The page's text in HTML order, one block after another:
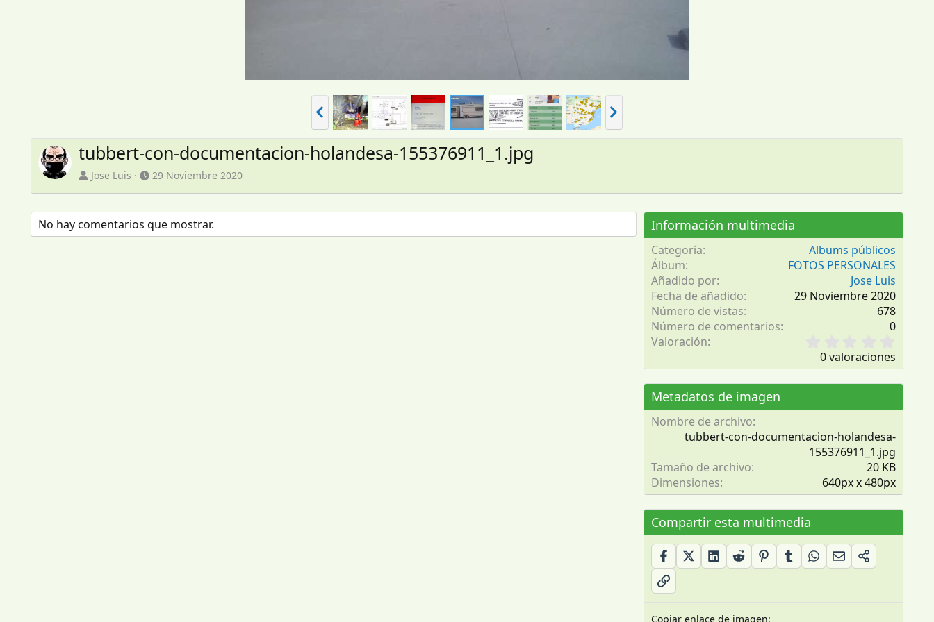
A
n
t
.
i
g
tubbert-con-documentacion-holandesa-155376911_1.jpg
Jose Luis 29 Noviembre 2020
No hay comentarios que mostrar. Información multimedia
Categoría
Albums públicos
Álbum
FOTOS PERSONALES
Añadido por
Jose Luis
Fecha de añadido
29 Noviembre 2020
Número de vistas
678
Número de comentarios
0
Valoración
,
0
0
s
r
e
l
l
a
(
s
0 valoraciones
Metadatos de imagen
Nombre de archivo
tubbert-con-documentacion-holandesa-
155376911_1.jpg
Tamaño de archivo
20 KB
Dimensiones
640px x 480px
Compartir esta multimedia
Copiar enlace de imagen